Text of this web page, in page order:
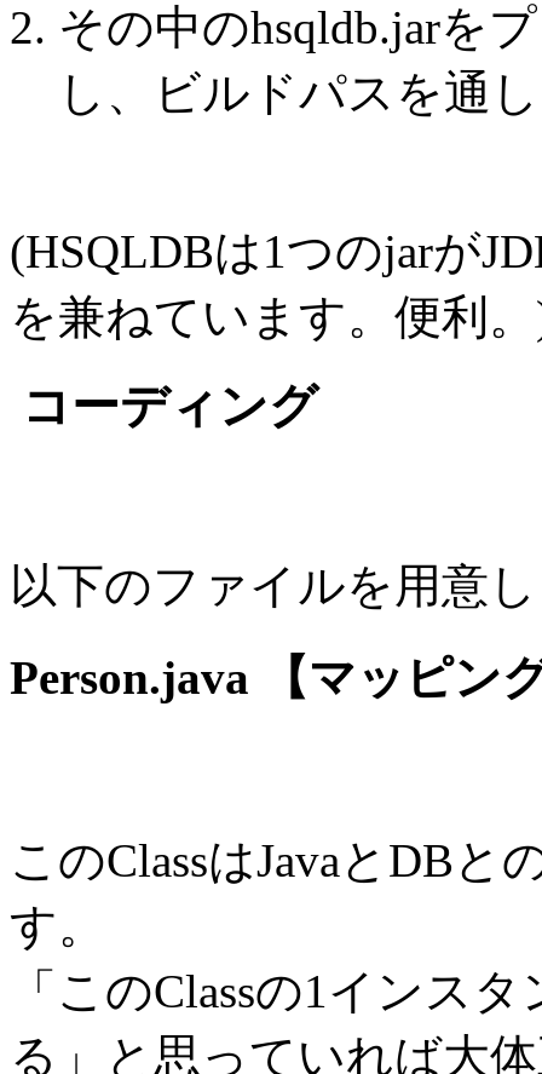
その中のhsqldb.jarを
し、ビルドパスを通
(HSQLDBは1つのjarが
を兼ねています。便利
コーディング
以下のファイルを用意
Person.java 【マッピン
このClassはJavaとDB
す。
「このClassの1インス
る」と思っていれば大